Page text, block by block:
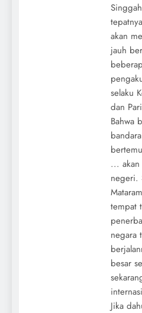
akan
jauh
selaku
dan
Bahwa
...
negeri.
tempat
negara
besar
Jika